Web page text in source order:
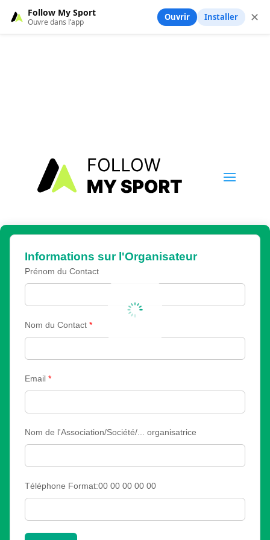
Informations sur l'Organisateur
Prénom du Contact
Nom du Contact *
Email *
Nom de l'Association/Société/... organisatrice
Téléphone Format:00 00 00 00 00
Follow My Sport
Ouvre dans l’app Ouvrir Installer ✕